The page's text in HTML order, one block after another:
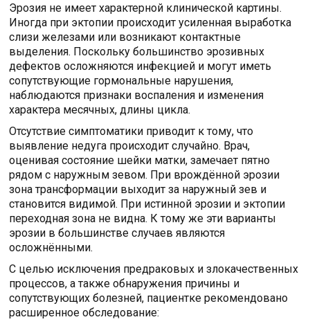
Эрозия не имеет характерной клинической картины.
Иногда при эктопии происходит усиленная выработка
слизи железами или возникают контактные
выделения. Поскольку большинство эрозивных
дефектов осложняются инфекцией и могут иметь
сопутствующие гормональные нарушения,
наблюдаются признаки воспаления и изменения
характера месячных, длины цикла.
Отсутствие симптоматики приводит к тому, что
выявление недуга происходит случайно. Врач,
оценивая состояние шейки матки, замечает пятно
рядом с наружным зевом. При врождённой эрозии
зона трансформации выходит за наружный зев и
становится видимой. При истинной эрозии и эктопии
переходная зона не видна. К тому же эти варианты
эрозии в большинстве случаев являются
осложнёнными.
С целью исключения предраковых и злокачественных
процессов, а также обнаружения причины и
сопутствующих болезней, пациентке рекомендовано
расширенное обследование: